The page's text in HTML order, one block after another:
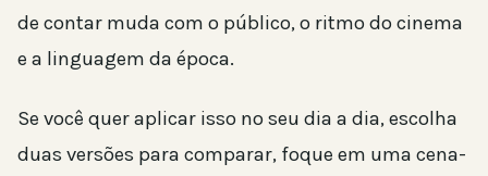
de contar muda com o público, o ritmo do cinema
e a linguagem da época.
Se você quer aplicar isso no seu dia a dia, escolha
duas versões para comparar, foque em uma cena-